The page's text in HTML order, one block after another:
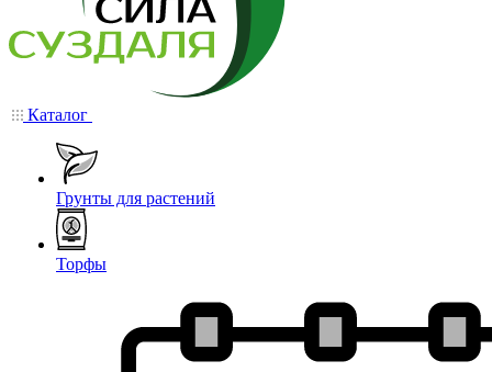
Каталог
Грунты для растений
Торфы